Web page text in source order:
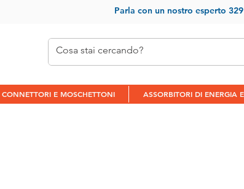
Parla con un nostro esperto
CONNETTORI E MOSCHETTONI ASSORBITORI DI ENERGIA